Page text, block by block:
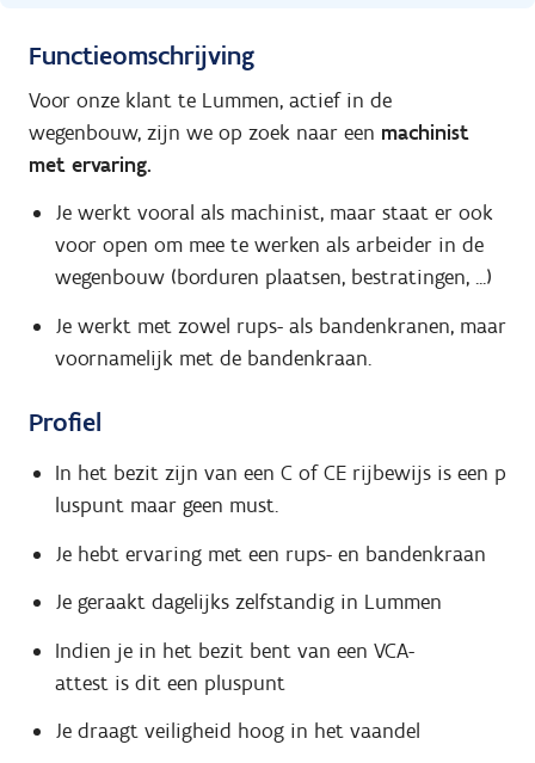
Functieomschrijving
Voor onze klant te Lummen, actief in de
wegenbouw, zijn we op zoek naar een machinist
met ervaring.
Je werkt vooral als machinist, maar staat er ook
voor open om mee te werken als arbeider in de
wegenbouw (borduren plaatsen, bestratingen, ...)
Je werkt met zowel rups- als bandenkranen, maar
voornamelijk met de bandenkraan.
Profiel
In het bezit zijn van een C of CE rijbewijs is een p
luspunt maar geen must.
Je hebt ervaring met een rups- en bandenkraan
Je geraakt dagelijks zelfstandig in Lummen
Indien je in het bezit bent van een VCA-
attest is dit een pluspunt
Je draagt veiligheid hoog in het vaandel